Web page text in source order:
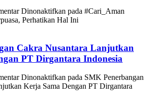
Dinonaktifkan pada #Cari_Aman
Perhatikan Hal Ini
Cakra Nusantara Lanjutkan
PT Dirgantara Indonesia
Dinonaktifkan pada SMK Penerbangan
Kerja Sama Dengan PT Dirgantara